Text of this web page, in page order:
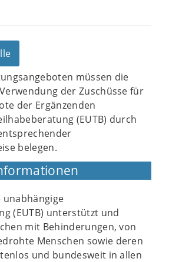
müssen die
der Zuschüsse für
der Ergänzenden
(EUTB) durch
belegen.
unabhängige
(EUTB) unterstützt und
mit Behinderungen, von
Menschen sowie deren
und bundesweit in allen